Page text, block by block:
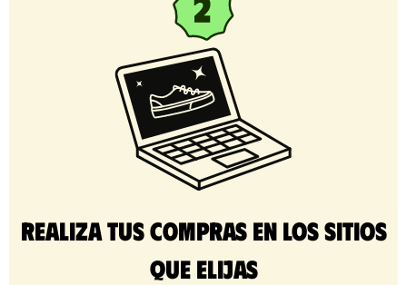
Realiza tus compras en los sitios
que elijas